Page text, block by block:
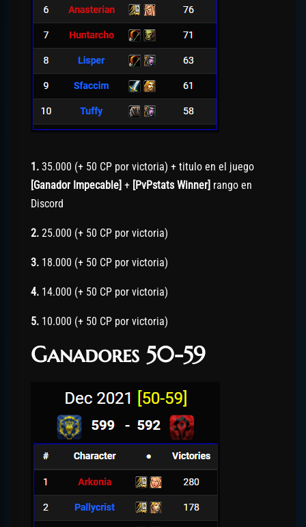
1. 35.000 (+ 50 CP por victoria) + titulo en el juego
[Ganador Impecable] + [PvPstats Winner] rango en
Discord
2. 25.000 (+ 50 CP por victoria)
3. 18.000 (+ 50 CP por victoria)
4. 14.000 (+ 50 CP por victoria)
5. 10.000 (+ 50 CP por victoria)
Ganadores 50-59